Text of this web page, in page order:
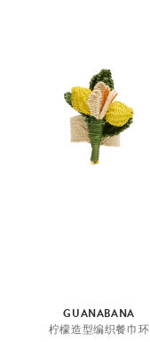
GUANABANA
柠檬造型编织餐巾环